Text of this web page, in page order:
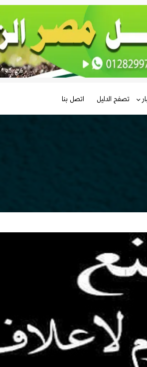
تصفح الدليل اتصل بنا